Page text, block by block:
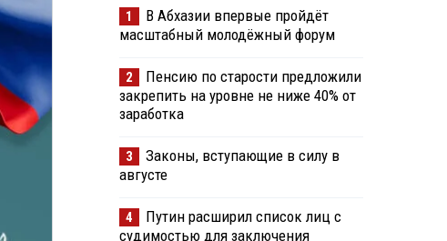
1
В Абхазии впервые пройдёт
масштабный молодёжный форум
2
Пенсию по старости предложили
закрепить на уровне не ниже 40% от
заработка
3
Законы, вступающие в силу в
августе
4
Путин расширил список лиц с
судимостью для заключения